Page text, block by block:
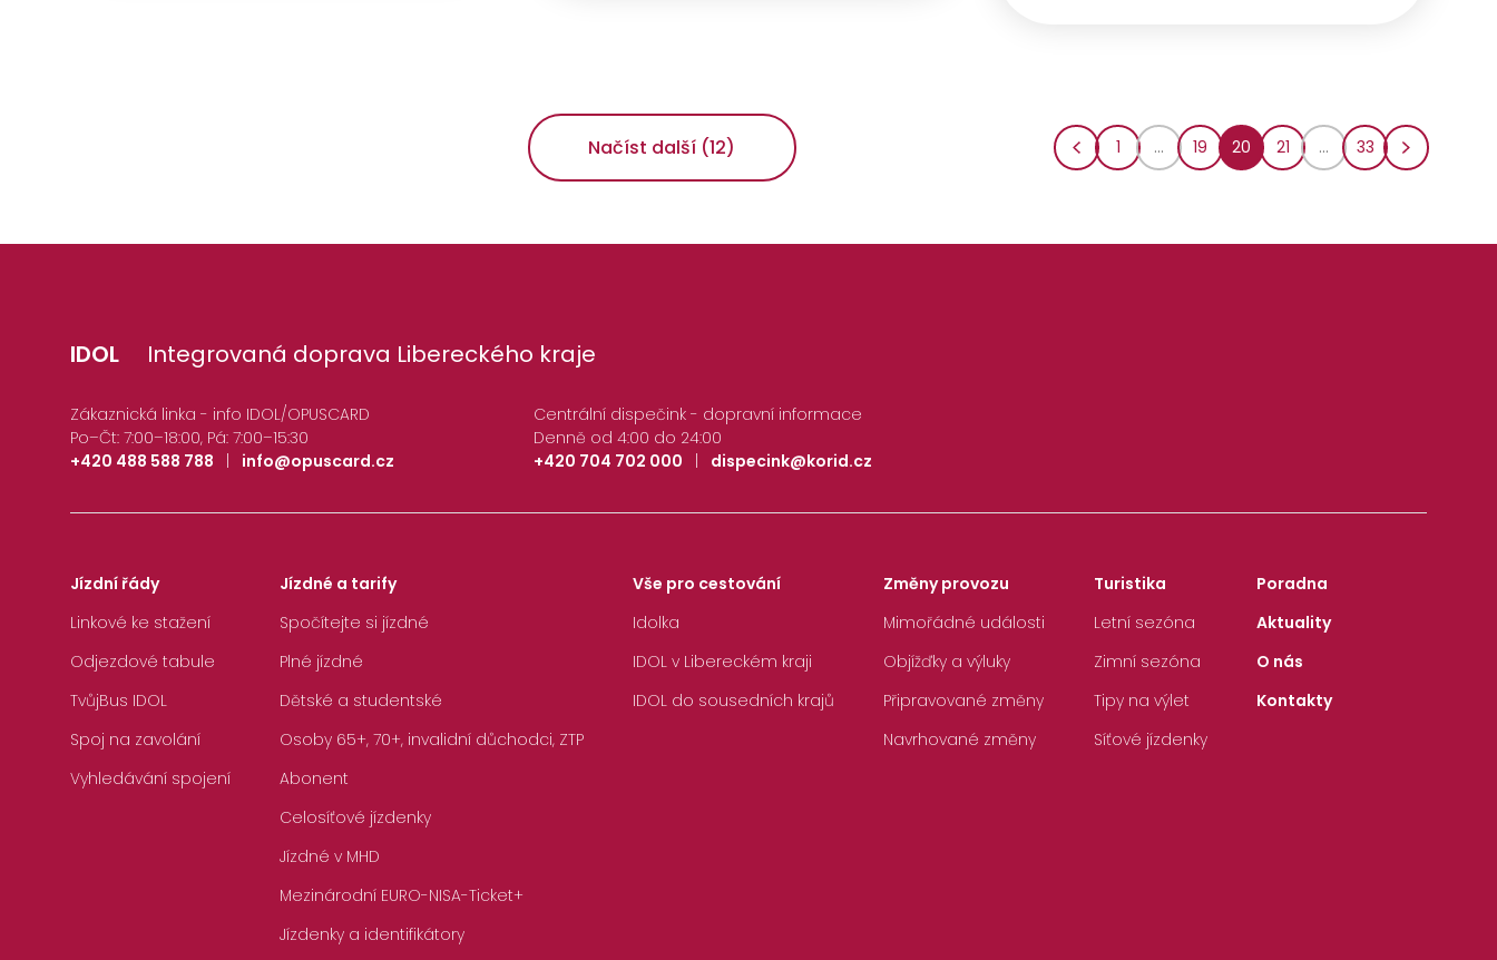
Načíst další (12) 1 ... 19 20 21 ... 33
IDOL Integrovaná doprava Libereckého kraje
Zákaznická linka - info IDOL/OPUSCARD
Po–Čt: 7:00–18:00, Pá: 7:00–15:30
+420 488 588 788
info@opuscard.cz
Centrální dispečink - dopravní informace
Denně od 4:00 do 24:00
+420 704 702 000
dispecink@korid.cz
Jízdní řády
Linkové ke stažení
Odjezdové tabule
TvůjBus IDOL
Spoj na zavolání
Vyhledávání spojení
Jízdné a tarify
Spočítejte si jízdné
Plné jízdné
Dětské a studentské
Osoby 65+, 70+, invalidní důchodci, ZTP
Abonent
Celosíťové jízdenky
Jízdné v MHD
Mezinárodní EURO-NISA-Ticket+
Jízdenky a identifikátory
Vše pro cestování
Idolka
IDOL v Libereckém kraji
IDOL do sousedních krajů
Změny provozu
Mimořádné události
Objížďky a výluky
Připravované změny
Navrhované změny
Turistika
Letní sezóna
Zimní sezóna
Tipy na výlet
Síťové jízdenky
Poradna
Aktuality
O nás
Kontakty